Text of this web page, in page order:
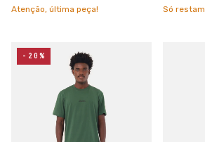
Atenção, última peça! Só restam
-20%